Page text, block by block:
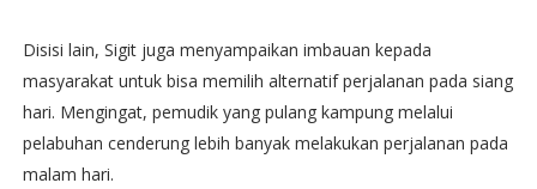
Disisi lain, Sigit juga menyampaikan imbauan kepada
masyarakat untuk bisa memilih alternatif perjalanan pada siang
hari. Mengingat, pemudik yang pulang kampung melalui
pelabuhan cenderung lebih banyak melakukan perjalanan pada
malam hari.